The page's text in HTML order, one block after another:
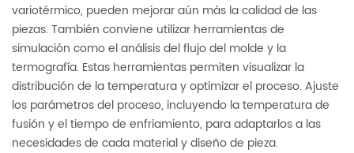
variotérmico, pueden mejorar aún más la calidad de las
piezas. También conviene utilizar herramientas de
simulación como el análisis del flujo del molde y la
termografía. Estas herramientas permiten visualizar la
distribución de la temperatura y optimizar el proceso. Ajuste
los parámetros del proceso, incluyendo la temperatura de
fusión y el tiempo de enfriamiento, para adaptarlos a las
necesidades de cada material y diseño de pieza.